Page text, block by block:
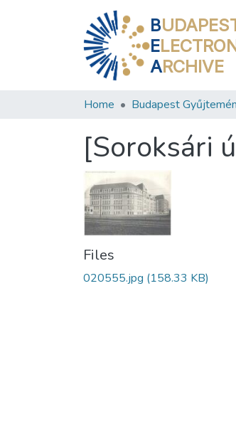
B
E
ARCHIVE
Home Budapest
[Soroksári
Files
020555.jpg (158.33 KB)